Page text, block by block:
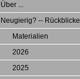
Über ...
Neugierig? -- Rückblicke
Materialien
2026
2025